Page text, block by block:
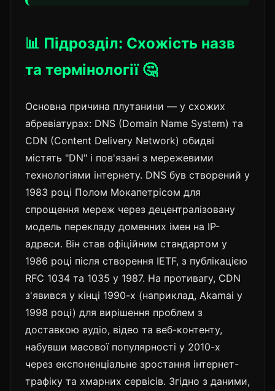
📊 Підрозділ: Схожість назв
та термінології 🤔
Основна причина плутанини — у схожих
абревіатурах: DNS (Domain Name System) та
CDN (Content Delivery Network) обидві
містять "DN" і пов'язані з мережевими
технологіями інтернету. DNS був створений у
1983 році Полом Мокапетрісом для
спрощення мереж через децентралізовану
модель перекладу доменних імен на IP-
адреси. Він став офіційним стандартом у
1986 році після створення IETF, з публікацією
RFC 1034 та 1035 у 1987. На противагу, CDN
з'явився у кінці 1990-х (наприклад, Akamai у
1998 році) для вирішення проблем з
доставкою аудіо, відео та веб-контенту,
набувши масової популярності у 2010-х
через експоненціальне зростання інтернет-
трафіку та хмарних сервісів. Згідно з даними,